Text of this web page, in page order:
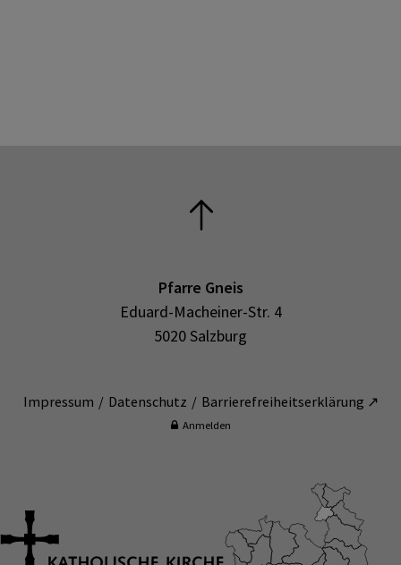
Pfarre Gneis
Eduard-Macheiner-Str. 4
5020 Salzburg
Impressum Datenschutz Barrierefreiheitserklärung ↗
Anmelden